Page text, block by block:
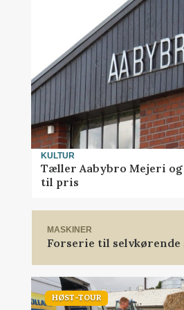
KULTUR
Tæller Aabybro Mejeri
til pris
MASKINER
Forserie til
HØST-TOUR